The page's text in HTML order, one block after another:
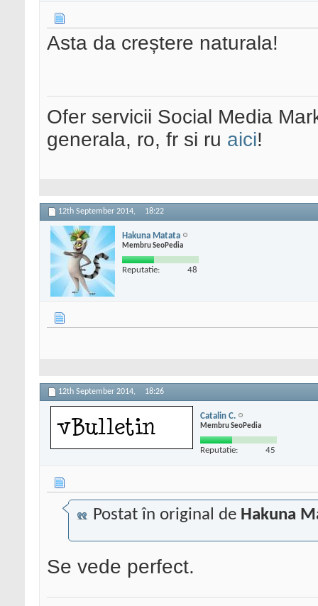
Asta da creștere naturala!
Ofer servicii Social Media
generala, ro, fr si ru aici!
12th September 2014, 18:22
Hakuna Matata
Membru SeoPedia
Reputatie: 48
12th September 2014, 18:26
Catalin C.
Membru SeoPedia
Reputatie: 45
Postat în original de Hakuna
Se vede perfect.